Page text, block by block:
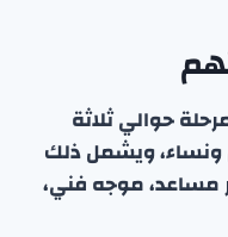
حوالي ثلاثة
ويشمل ذلك
مساعد، موجه فني،